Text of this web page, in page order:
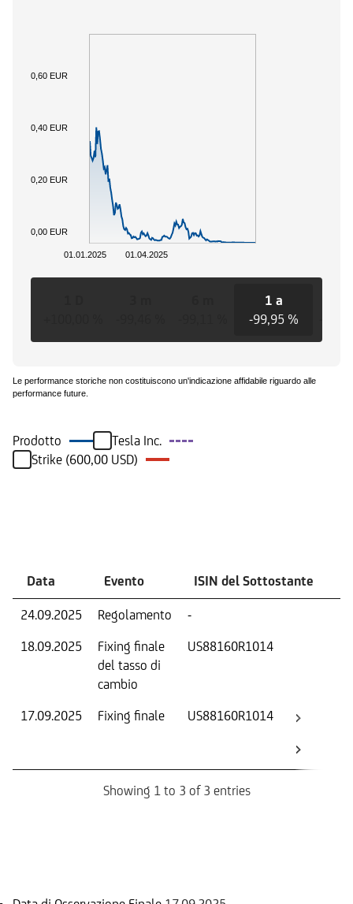
01.04.2025
01.01.2025
0,00 EUR
0,20 EUR
0,40 EUR
0,60 EUR
1 a
-99,95 %
Le performance storiche non costituiscono un'indicazione affidabile riguardo alle
performance future.
Prodotto
Tesla Inc.
Strike (600,00 USD)
Data Evento ISIN del Sottostante
24.09.2025 Regolamento -
18.09.2025
Fixing finale
del tasso di
cambio
US88160R1014
17.09.2025 Fixing finale US88160R1014
Showing 1 to 3 of 3 entries